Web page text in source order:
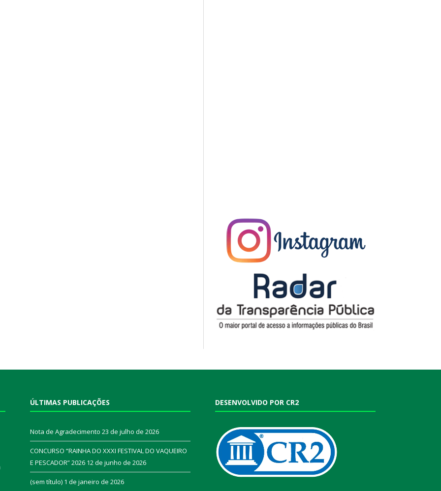
ÚLTIMAS PUBLICAÇÕES
Nota de Agradecimento 23 de julho de 2026
CONCURSO “RAINHA DO XXXI FESTIVAL DO VAQUEIRO
E PESCADOR” 2026 12 de junho de 2026
(sem título) 1 de janeiro de 2026
DESENVOLVIDO POR CR2